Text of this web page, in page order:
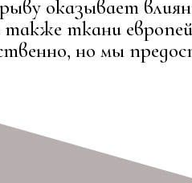
оказывает
ткани
но мы